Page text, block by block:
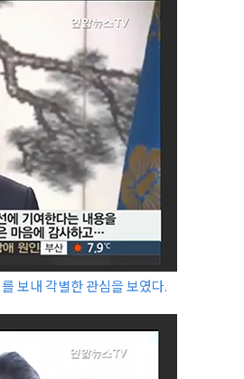
보내 각별한 관심을 보였다.